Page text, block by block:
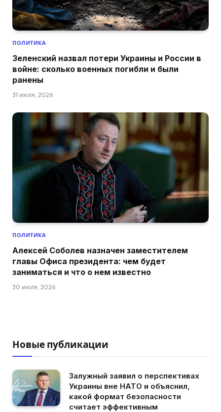
ПОЛИТИКА
Зеленский назвал потери Украины и России в
войне: сколько военных погибли и были
ранены
31 июля, 2026
ПОЛИТИКА
Алексей Соболев назначен заместителем
главы Офиса президента: чем будет
заниматься и что о нем известно
30 июля, 2026
Новые публикации
Залужный заявил о перспективах
Украины вне НАТО и объяснил,
какой формат безопасности
считает эффективным